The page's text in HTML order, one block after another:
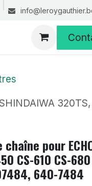
320TS,
pour
CS-610 CS-680
640-7484